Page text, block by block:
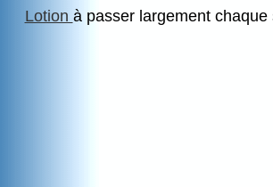
Lotion à passer largement